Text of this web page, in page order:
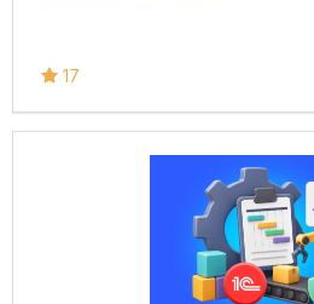
17